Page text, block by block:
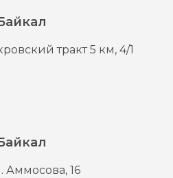
тракт 5 км, 4/1
Аммосова, 16